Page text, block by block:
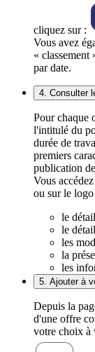
cliquez sur :
Vous avez
« classement
par date.
4. Consulter
Pour chaque
l'intitulé du
durée de
premiers
publication
Vous
ou sur le
le
le
les
la
les
5. Ajouter à
Depuis la
d'une offre
votre choix à